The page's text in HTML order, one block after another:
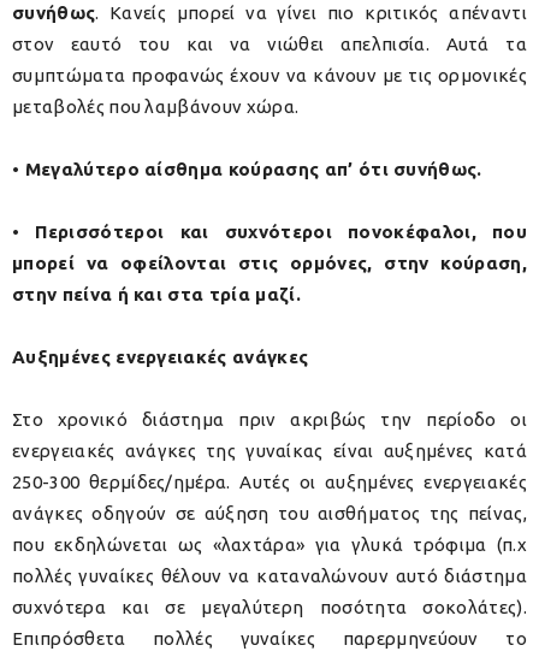
συνήθως. Κανείς μπορεί να γίνει πιο κριτικός απέναντι
στον εαυτό του και να νιώθει απελπισία. Αυτά τα
συμπτώματα προφανώς έχουν να κάνουν με τις ορμονικές
μεταβολές που λαμβάνουν χώρα.
• Μεγαλύτερο αίσθημα κούρασης απ’ ότι συνήθως.
• Περισσότεροι και συχνότεροι πονοκέφαλοι, που
μπορεί να οφείλονται στις ορμόνες, στην κούραση,
στην πείνα ή και στα τρία μαζί.
Αυξημένες ενεργειακές ανάγκες
Στο χρονικό διάστημα πριν ακριβώς την περίοδο οι
ενεργειακές ανάγκες της γυναίκας είναι αυξημένες κατά
250-300 θερμίδες/ημέρα. Αυτές οι αυξημένες ενεργειακές
ανάγκες οδηγούν σε αύξηση του αισθήματος της πείνας,
που εκδηλώνεται ως «λαχτάρα» για γλυκά τρόφιμα (π.χ
πολλές γυναίκες θέλουν να καταναλώνουν αυτό διάστημα
συχνότερα και σε μεγαλύτερη ποσότητα σοκολάτες).
Επιπρόσθετα πολλές γυναίκες παρερμηνεύουν το